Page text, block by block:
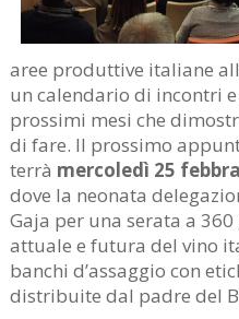
aree produttive italiane
un calendario di incontri
prossimi mesi che
di fare. Il prossimo
terrà mercoledì 25
dove la neonata
Gaja per una serata a
attuale e futura del vino
banchi d’assaggio con
distribuite dal padre del